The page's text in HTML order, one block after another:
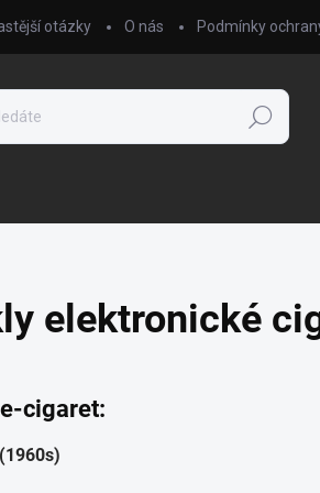
otázky O nás Podmínky
Hledat
elektronické
cigaret: